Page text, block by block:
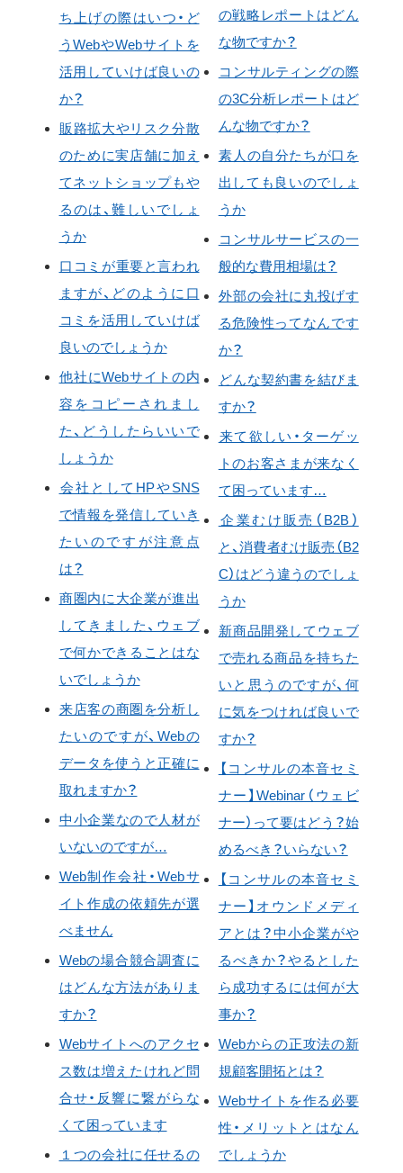
ち上げの際はいつ・ど
うWebやWebサイトを
活用していけば良いの
か？
販路拡大やリスク分散
のために実店舗に加え
てネットショップもや
るのは、難しいでしょ
うか
口コミが重要と言われ
ますが、どのように口
コミを活用していけば
良いのでしょうか
他社にWebサイトの内
容をコピーされまし
た、どうしたらいいで
しょうか
会社としてHPやSNS
で情報を発信していき
たいのですが注意点
は？
商圏内に大企業が進出
してきました、ウェブ
で何かできることはな
いでしょうか
来店客の商圏を分析し
たいのですが、Webの
データを使うと正確に
取れますか？
中小企業なので人材が
いないのですが…
Web制作会社・Webサ
イト作成の依頼先が選
べません
Webの場合競合調査に
はどんな方法がありま
すか？
Webサイトへのアクセ
ス数は増えたけれど問
合せ・反響に繋がらな
くて困っています
１つの会社に任せるの
の戦略レポートはどん
な物ですか？
コンサルティングの際
の3C分析レポートはど
んな物ですか？
素人の自分たちが口を
出しても良いのでしょ
うか
コンサルサービスの一
般的な費用相場は？
外部の会社に丸投げす
る危険性ってなんです
か？
どんな契約書を結びま
すか？
来て欲しい・ターゲッ
トのお客さまが来なく
て困っています…
企業むけ販売（B2B）
と、消費者むけ販売（B2
C）はどう違うのでしょ
うか
新商品開発してウェブ
で売れる商品を持ちた
いと思うのですが、何
に気をつければ良いで
すか？
【コンサルの本音セミ
ナー】Webinar（ウェビ
ナー）って要はどう？始
めるべき？いらない？
【コンサルの本音セミ
ナー】オウンドメディ
アとは？中小企業がや
るべきか？やるとした
ら成功するには何が大
事か？
Webからの正攻法の新
規顧客開拓とは？
Webサイトを作る必要
性・メリットとはなん
でしょうか